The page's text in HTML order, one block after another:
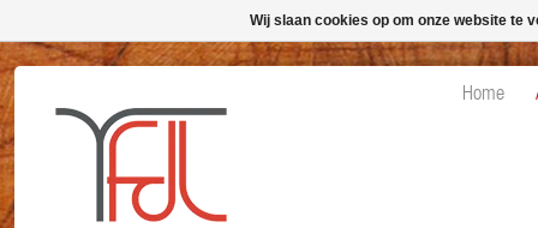
Home
Wij slaan cookies op om onze website te